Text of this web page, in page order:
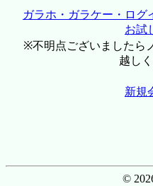
ガラホ・ガラケー・ログ
お試
※不明点ございましたら
越し
新規
©